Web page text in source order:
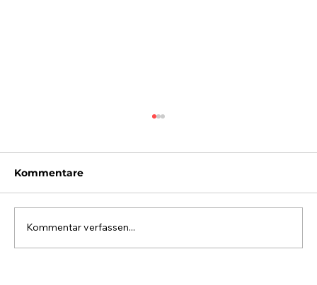
Kommentare
Kommentar verfassen...